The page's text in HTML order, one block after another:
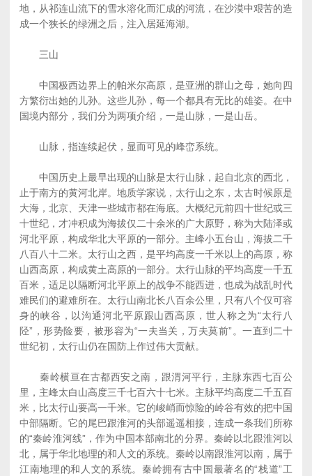
地，从祁连山流下的雪水溶化而汇成的河流，在沙漠中艰苦的造
成一个狭长的绿洲之后，注入居延海湖。
三山
中国极西边界上的帕米尔高原，是亚洲的群山之母，她向四
方繁衍出她的儿孙。这些儿孙，每一个都具有无比的雄姿。在中
国境内部分，我们分为两项介绍，一是山脉，一是山岳。
山脉，指连续起伏，显而可见的峰峦系统。
中国历史上最早出现的山脉是太行山脉，起自北京的西北，
止于南方的黄河北岸。地质学家说，太行山之东，太古时候原是
大海，北京、天津一些城市都在海底。大概纪元前四十世纪或三
十世纪，才冲积成为海拔仅二十余米的广大原野，称为大陆泽或
河北平原，构成华北大平原的一部分。主峰小五台山，海拔二千
八百八十二米。太行山之西，是平均高度一千米以上的高原，称
山西高原，构成黄土高原的一部分。太行山脉的平均高度一千五
百米，适足以隔断河北平原上的战争不能西进，也成为战乱时代
难民们的避难所在。太行山南北长八百余公里，只有八个仅可容
身的峡谷，以沟通河北平原跟山西高原，世人称之为“太行八
陉”，形势险要，被形容为“一夫当关，万夫莫前”。一直到二十
世纪初，太行山仍在国防上作过伟大贡献。
秦岭横亘在古都西安之南，跟渭河平行，主脉东西七百公
里，主峰太白山高度三千七百六十七米。主脉平均高度二千五百
米，比太行山要高一千米。它的峻峭而惊险的岭谷有效的把中国
中部隔断。它的尾巴跟淮河的头部遥遥相接，连成一条我们所称
的“秦岭淮河线”，作为中国本部南北的分界。秦岭以北跟淮河以
北，属于华北地理的和人文的系统。秦岭以南跟淮河以南，属于
江南地理的和人文的系统。秦岭拥有古中国最著名的“栈道”工